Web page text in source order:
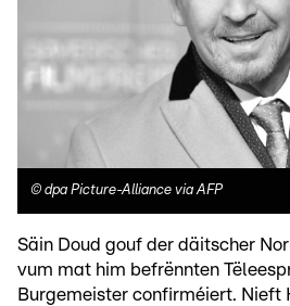
© dpa Picture-Alliance via AFP
Säin Doud gouf der däitscher
vum mat him befrënnten
Burgemeister confirméiert. Nieft